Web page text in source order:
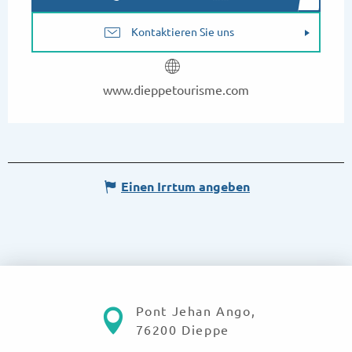
Kontaktieren Sie uns
www.dieppetourisme.com
Einen Irrtum angeben
Pont Jehan Ango,
76200 Dieppe